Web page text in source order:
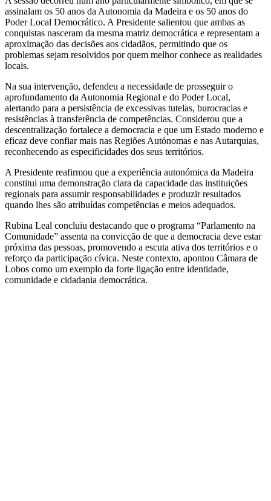
assinalam os 50 anos da Autonomia da Madeira e os 50 anos do
Poder Local Democrático. A Presidente salientou que ambas as
conquistas nasceram da mesma matriz democrática e representam a
aproximação das decisões aos cidadãos, permitindo que os
problemas sejam resolvidos por quem melhor conhece as realidades
locais.
Na sua intervenção, defendeu a necessidade de prosseguir o
aprofundamento da Autonomia Regional e do Poder Local,
alertando para a persistência de excessivas tutelas, burocracias e
resistências à transferência de competências. Considerou que a
descentralização fortalece a democracia e que um Estado moderno e
eficaz deve confiar mais nas Regiões Autónomas e nas Autarquias,
reconhecendo as especificidades dos seus territórios.
A Presidente reafirmou que a experiência autonómica da Madeira
constitui uma demonstração clara da capacidade das instituições
regionais para assumir responsabilidades e produzir resultados
quando lhes são atribuídas competências e meios adequados.
Rubina Leal concluiu destacando que o programa “Parlamento na
Comunidade” assenta na convicção de que a democracia deve estar
próxima das pessoas, promovendo a escuta ativa dos territórios e o
reforço da participação cívica. Neste contexto, apontou Câmara de
Lobos como um exemplo da forte ligação entre identidade,
comunidade e cidadania democrática.